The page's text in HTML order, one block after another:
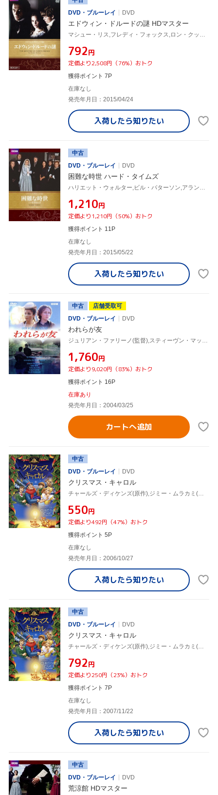
DVD・ブルーレイ
DVD
エドウィン・ドルードの謎 HDマスター
¥792円
定価より2,508円（76%）おトク
獲得ポイント 7P
在庫なし
発売年月日：2015/04/24
入荷したら知りたい
中古
DVD・ブルーレイ
DVD
困難な時世 ハード・タイムズ
¥1,210円
定価より1,210円（50%）おトク
獲得ポイント 11P
在庫なし
発売年月日：2015/05/22
入荷したら知りたい
中古
店舗受取可
DVD・ブルーレイ
DVD
われらが友
¥1,760円
定価より9,020円（83%）おトク
獲得ポイント 16P
在庫あり
発売年月日：2004/03/25
カートへ追加
中古
DVD・ブルーレイ
DVD
クリスマス・キャロル
チャールズ・ディケンズ(原作),ジミー・ムラカミ(監督),サイモン・キャロウ(ディケンズ、スクルージ),ケイト・ウィンスレット(ベル)
¥550円
定価より492円（47%）おトク
獲得ポイント 5P
在庫なし
発売年月日：2006/10/27
入荷したら知りたい
中古
DVD・ブルーレイ
DVD
クリスマス・キャロル
チャールズ・ディケンズ(原作),ジミー・ムラカミ(監督),サイモン・キャロウ(ディケンズ/スクルージ),ケイト・ウィンスレット(ベル)
¥792円
定価より250円（23%）おトク
獲得ポイント 7P
在庫なし
発売年月日：2007/11/22
入荷したら知りたい
中古
DVD・ブルーレイ
DVD
荒涼館 HDマスター